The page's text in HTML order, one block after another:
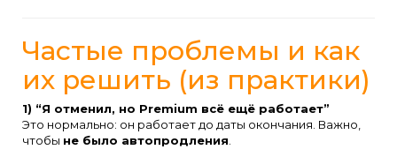
Частые проблемы и как
их решить (из практики)
1) “Я отменил, но Premium всё ещё работает”
Это нормально: он работает до даты окончания. Важно,
чтобы не было автопродления.